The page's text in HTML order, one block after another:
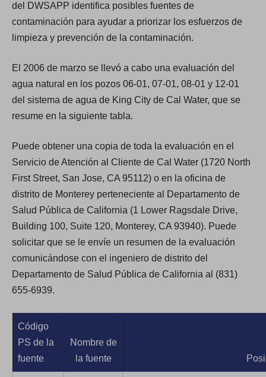
del DWSAPP identifica posibles fuentes de
contaminación para ayudar a priorizar los esfuerzos de
limpieza y prevención de la contaminación.
El 2006 de marzo se llevó a cabo una evaluación del
agua natural en los pozos 06-01, 07-01, 08-01 y 12-01
del sistema de agua de King City de Cal Water, que se
resume en la siguiente tabla.
Puede obtener una copia de toda la evaluación en el
Servicio de Atención al Cliente de Cal Water (1720 North
First Street, San Jose, CA 95112) o en la oficina de
distrito de Monterey perteneciente al Departamento de
Salud Pública de California​​​​​​​ (1 Lower Ragsdale Drive,
Building 100, Suite 120, Monterey, CA 93940). Puede
solicitar que se le envíe un resumen de la evaluación
comunicándose con el ingeniero de distrito del
Departamento de Salud Pública de California al (831)
655-6939.
Código
PS de la
fuente
Nombre de
la fuente